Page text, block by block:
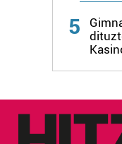
fitxategiak
zerbitzuak
erabiltzeko baimen
5